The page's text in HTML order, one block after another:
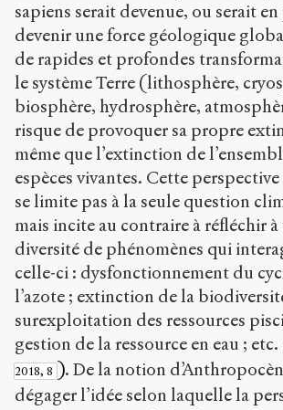
sapiens serait devenue, ou serait en
devenir une force géologique
de rapides et profondes
le système Terre (lithosphère,
biosphère, hydrosphère,
risque de provoquer sa propre
même que l’extinction de
espèces vivantes. Cette
se limite pas à la seule question
mais incite au contraire à réfléchir à
diversité de phénomènes qui
celle-ci : dysfonctionnement du
l’azote ; extinction de la
surexploitation des ressources
gestion de la ressource en eau ; etc.
2018, 8 ). De la notion
dégager l’idée selon laquelle la